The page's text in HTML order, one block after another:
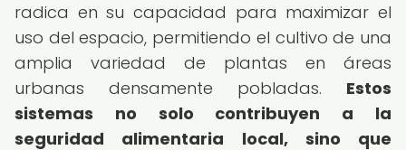
radica en su capacidad para maximizar el
uso del espacio, permitiendo el cultivo de una
amplia variedad de plantas en áreas
urbanas densamente pobladas. Estos
sistemas no solo contribuyen a la
seguridad alimentaria local, sino que